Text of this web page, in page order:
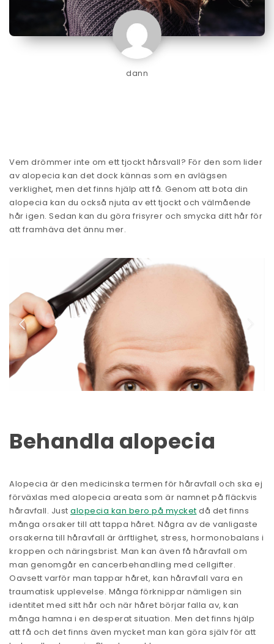
dann
Vem drömmer inte om ett tjockt hårsvall? För den som lider
av alopecia kan det dock kännas som en avlägsen
verklighet, men det finns hjälp att få. Genom att bota din
alopecia kan du också njuta av ett tjockt och välmående
hår igen. Sedan kan du göra frisyrer och smycka ditt hår för
att framhäva det ännu mer.
Behandla alopecia
Alopecia är den medicinska termen för håravfall och ska ej
förväxlas med alopecia areata som är namnet på fläckvis
håravfall. Just alopecia kan bero på mycket då det finns
många orsaker till att tappa håret. Några av de vanligaste
orsakerna till håravfall är ärftlighet, stress, hormonobalans i
kroppen och näringsbrist. Man kan även få håravfall om
man genomgår en cancerbehandling med cellgifter.
Oavsett varför man tappar håret, kan håravfall vara en
traumatisk upplevelse. Många förknippar nämligen sin
identitet med sitt hår och när håret börjar falla av, kan
många hamna i en desperat situation. Men det finns hjälp
att få och det finns även mycket man kan göra själv för att